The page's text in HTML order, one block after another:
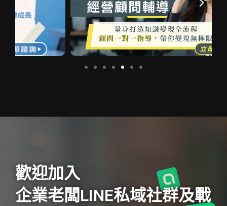
歡迎加入
企業老闆LINE私域社群及戰